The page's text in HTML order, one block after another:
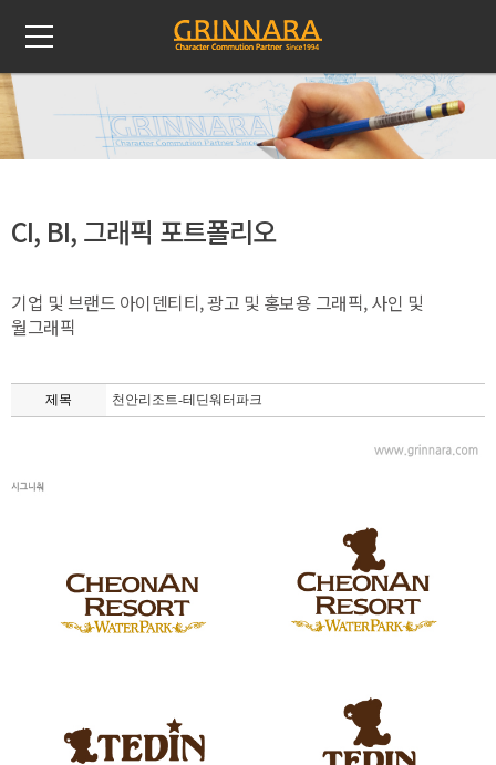
CI, BI, 그래픽 포트폴리오
기업 및 브랜드 아이덴티티, 광고 및 홍보용 그래픽, 사인 및
월그래픽
제목 천안리조트-테딘워터파크